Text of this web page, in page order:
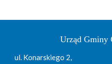
Urząd Gminy
ul. Konarskiego 2,